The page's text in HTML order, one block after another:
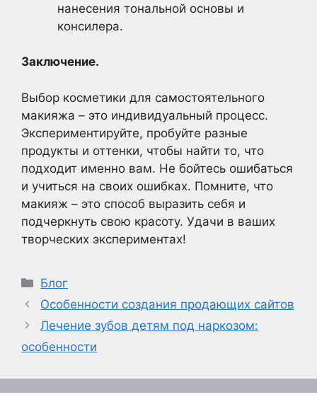
нанесения тональной основы и
консилера.
Заключение.
Выбор косметики для самостоятельного
макияжа – это индивидуальный процесс.
Экспериментируйте, пробуйте разные
продукты и оттенки, чтобы найти то, что
подходит именно вам. Не бойтесь ошибаться
и учиться на своих ошибках. Помните, что
макияж – это способ выразить себя и
подчеркнуть свою красоту. Удачи в ваших
творческих экспериментах!
Рубрики
Блог
Особенности создания продающих сайтов
Лечение зубов детям под наркозом:
особенности